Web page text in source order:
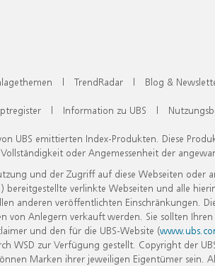
| TrendRadar | Blog &
| Information zu UBS |
UBS emittierten Index-Produkten. Diese
oder Angemessenheit der
und der Zugriff auf diese Webseiten oder
verlinkte Webseiten und alle
anderen veröffentlichten Einschränkungen.
Anlegern verkauft werden. Sie sollten
und den für die UBS-Website (
zur Verfügung gestellt. Copyright der
Marken ihrer jeweiligen Eigentümer sein.